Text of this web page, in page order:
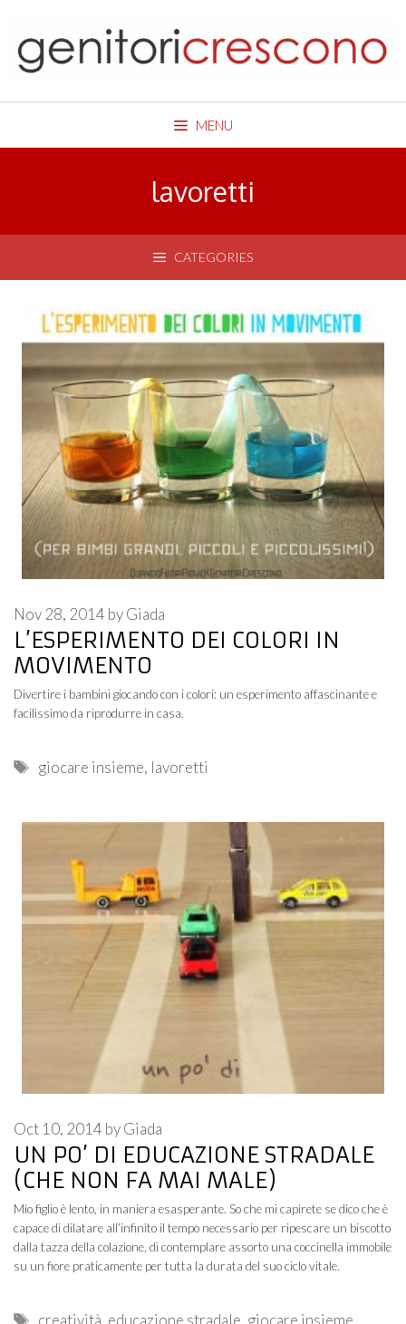
content
MENU
lavoretti
CATEGORIES
L’ESPERIMENTO DEI COLORI IN
MOVIMENTO
Nov 28, 2014 byGiada
Divertire i bambini giocando con i colori: un esperimento affascinante e
facilissimo da riprodurre in casa.
Tags
giocare insieme, lavoretti
UN PO’ DI EDUCAZIONE STRADALE
(CHE NON FA MAI MALE)
Oct 10, 2014 byGiada
Mio figlio è lento, in maniera esasperante. So che mi capirete se dico che è
capace di dilatare all’infinito il tempo necessario per ripescare un biscotto
dalla tazza della colazione, di contemplare assorto una coccinella immobile
su un fiore praticamente per tutta la durata del suo ciclo vitale.
Tags
creatività, educazione stradale, giocare insieme,